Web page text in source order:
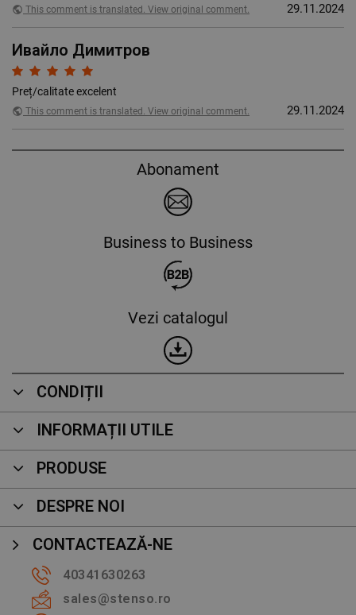
public This comment is translated. View original comment. 29.11.2024
Ивайло Димитров
Preț/calitate excelent
public This comment is translated. View original comment. 29.11.2024
Abonament
Business to Business
Vezi catalogul
CONDIȚII
INFORMAȚII UTILE
PRODUSE
DESPRE NOI
CONTACTEAZĂ-NE
40341630263
sales@stenso.ro